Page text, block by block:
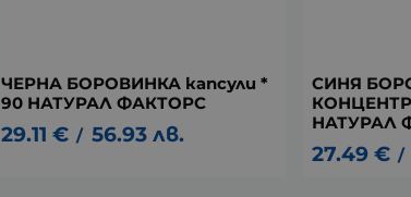
ЧЕРНА БОРОВИНКА капсули *
90 НАТУРАЛ ФАКТОРС
29.11 € / 56.93 лв.
СИНЯ
НАТУРАЛ
27.49 € /